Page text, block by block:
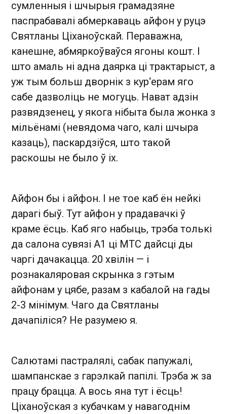
сумленныя і шчырыя грамадзяне
паспрабавалі абмеркаваць айфон у руцэ
Святланы Ціханоўскай. Пераважна,
канешне, абмяркоўваўся ягоны кошт. І
што амаль ні адна даярка ці трактарыст, а
уж тым больш дворнік з кур‘ерам яго
сабе дазволіць не могуць. Нават адзін
развядзенец, у якога нібыта была жонка з
мільёнамі (невядома чаго, калі шчыра
казаць), паскардзіўся, што такой
раскошы не было ў іх.
Айфон бы і айфон. І не тое каб ён нейкі
дарагі быў. Тут айфон у прадавачкі ў
краме ёсць. Каб яго набыць, трэба толькі
да салона сувязі А1 ці МТС дайсці ды
чаргі дачакацца. 20 хвілін — і
рознакаляровая скрынка з гэтым
айфонам у цябе, разам з кабалой на гады
2-3 мінімум. Чаго да Святланы
дачапіліся? Не разумею я.
Салютамі пастралялі, сабак папужалі,
шампанскае з гарэлкай папілі. Трэба ж за
працу брацца. А вось яна тут і ёсць!
Ціханоўская з кубачкам у навагоднім